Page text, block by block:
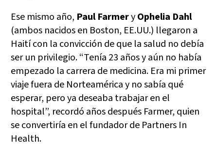
Ese mismo año, Paul FarmeryOphelia Dahl
(ambos nacidos en Boston, EE.UU.) llegaron a
Haití con la convicción de que la salud no debía
ser un privilegio. “Tenía 23 años y aún no había
empezado la carrera de medicina. Era mi primer
viaje fuera de Norteamérica y no sabía qué
esperar, pero ya deseaba trabajar en el
hospital”, recordó años después Farmer, quien
se convertiría en el fundador de Partners In
Health.